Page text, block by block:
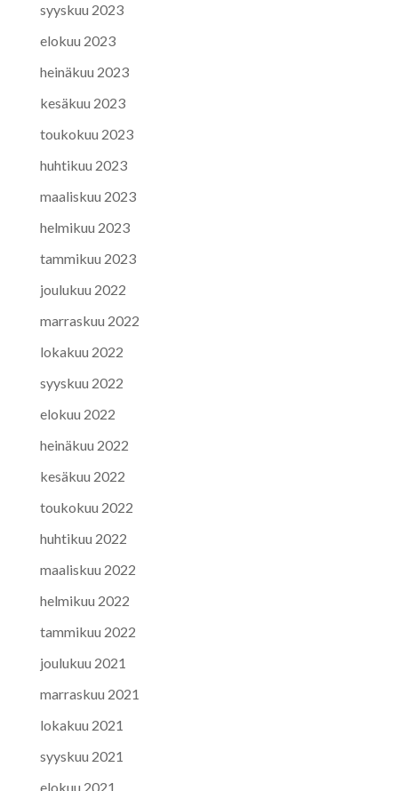
syyskuu 2023
elokuu 2023
heinäkuu 2023
kesäkuu 2023
toukokuu 2023
huhtikuu 2023
maaliskuu 2023
helmikuu 2023
tammikuu 2023
joulukuu 2022
marraskuu 2022
lokakuu 2022
syyskuu 2022
elokuu 2022
heinäkuu 2022
kesäkuu 2022
toukokuu 2022
huhtikuu 2022
maaliskuu 2022
helmikuu 2022
tammikuu 2022
joulukuu 2021
marraskuu 2021
lokakuu 2021
syyskuu 2021
elokuu 2021